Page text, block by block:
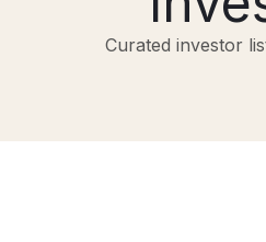
Curated investor